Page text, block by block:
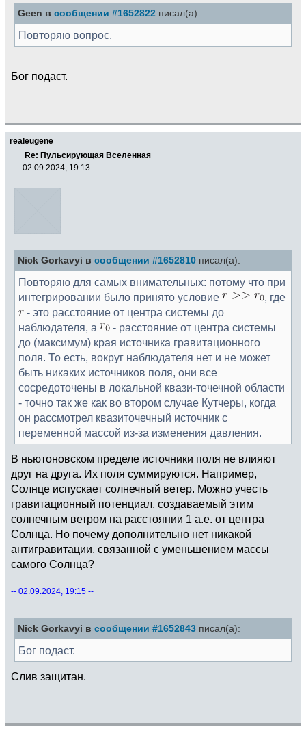
Geen в сообщении #1652822 писал(а):
Повторяю вопрос.
Бог подаст.
realeugene
Re: Пульсирующая Вселенная
02.09.2024, 19:13
Nick Gorkavyi в сообщении #1652810 писал(а):
Повторяю для самых внимательных: потому что при
интегрировании было принято условие
, где
- это расстояние от центра системы до
наблюдателя, а
- расстояние от центра системы
до (максимум) края источника гравитационного
поля. То есть, вокруг наблюдателя нет и не может
быть никаких источников поля, они все
сосредоточены в локальной квази-точечной области
- точно так же как во втором случае Кутчеры, когда
он рассмотрел квазиточечный источник с
переменной массой из-за изменения давления.
В ньютоновском пределе источники поля не влияют
друг на друга. Их поля суммируются. Например,
Солнце испускает солнечный ветер. Можно учесть
гравитационный потенциал, создаваемый этим
солнечным ветром на расстоянии 1 а.е. от центра
Солнца. Но почему дополнительно нет никакой
антигравитации, связанной с уменьшением массы
самого Солнца?
-- 02.09.2024, 19:15 --
Nick Gorkavyi в сообщении #1652843 писал(а):
Бог подаст.
Слив защитан.